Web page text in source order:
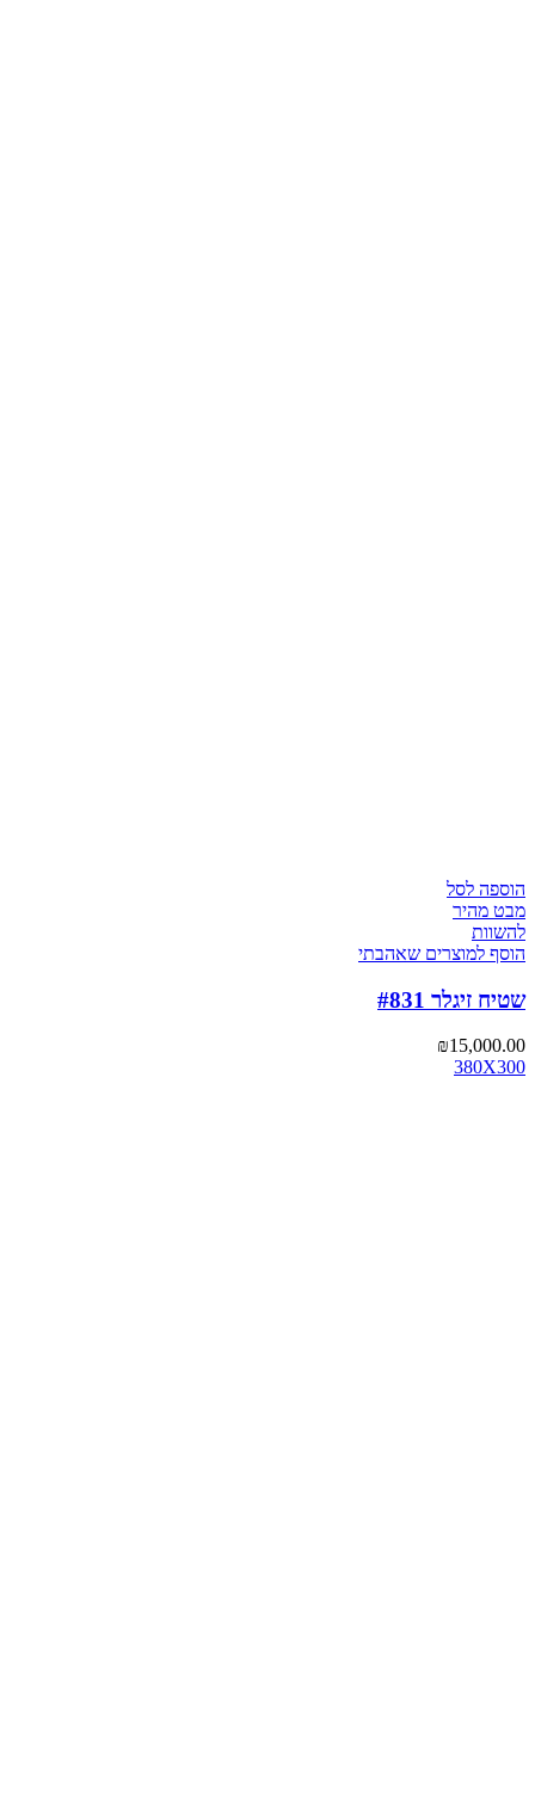
הוספה לסל
מבט מהיר
להשוות
הוסף למוצרים שאהבתי
שטיח זיגלר #831
₪15,000.00
380X300